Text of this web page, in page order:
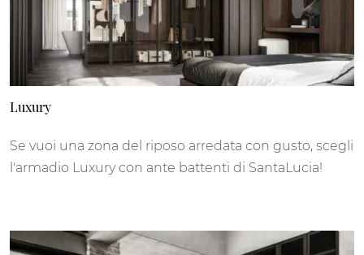
Luxury
Se vuoi una zona del riposo arredata con gusto, scegli
l'armadio Luxury con ante battenti di SantaLucia!